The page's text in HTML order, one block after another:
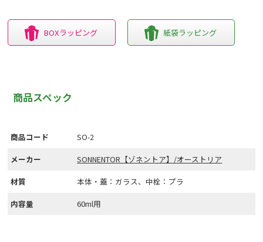
BOXラッピング 紙袋ラッピング
商品スペック
商品コード
SO-2
メーカー
SONNENTOR【ゾネントア】/オーストリア
材質
本体・蓋：ガラス、中栓：プラ
内容量
60ml用